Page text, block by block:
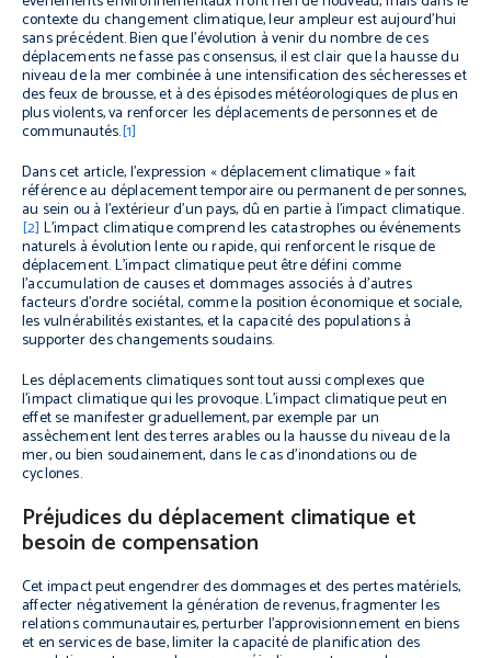
contexte du changement climatique, leur ampleur est aujourd’hui
sans précédent. Bien que l’évolution à venir du nombre de ces
déplacements ne fasse pas consensus, il est clair que la hausse du
niveau de la mer combinée à une intensification des sécheresses et
des feux de brousse, et à des épisodes météorologiques de plus en
plus violents, va renforcer les déplacements de personnes et de
communautés.[1]
Dans cet article, l’expression « déplacement climatique » fait
référence au déplacement temporaire ou permanent de personnes,
au sein ou à l’extérieur d’un pays, dû en partie à l’impact climatique.
[2] L’impact climatique comprend les catastrophes ou événements
naturels à évolution lente ou rapide, qui renforcent le risque de
déplacement. L’impact climatique peut être défini comme
l’accumulation de causes et dommages associés à d’autres
facteurs d’ordre sociétal, comme la position économique et sociale,
les vulnérabilités existantes, et la capacité des populations à
supporter des changements soudains.
Les déplacements climatiques sont tout aussi complexes que
l’impact climatique qui les provoque. L’impact climatique peut en
effet se manifester graduellement, par exemple par un
assèchement lent des terres arables ou la hausse du niveau de la
mer, ou bien soudainement, dans le cas d’inondations ou de
cyclones.
Préjudices du déplacement climatique et
besoin de compensation
Cet impact peut engendrer des dommages et des pertes matériels,
affecter négativement la génération de revenus, fragmenter les
relations communautaires, perturber l’approvisionnement en biens
et en services de base, limiter la capacité de planification des